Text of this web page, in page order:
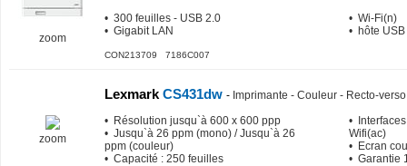
zoom
• 300 feuilles - USB 2.0
• Gigabit LAN
• Wi-Fi(n)
• hôte USB
CON213709 7186C007
zoom
Lexmark CS431dw - Imprimante - Couleur - Recto-
• Résolution jusqu`à 600 x 600 ppp
• Jusqu`à 26 ppm (mono) / Jusqu`à 26
ppm (couleur)
• Capacité : 250 feuilles
•
Wifi(ac)
• Ecran
• Garantie